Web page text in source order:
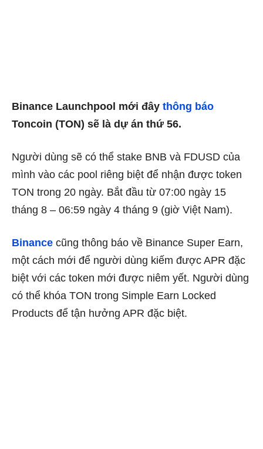
Binance Launchpool mới đây thông báo
Toncoin (TON) sẽ là dự án thứ 56.
Người dùng sẽ có thể stake BNB và FDUSD của
mình vào các pool riêng biệt để nhận được token
TON trong 20 ngày. Bắt đầu từ 07:00 ngày 15
tháng 8 – 06:59 ngày 4 tháng 9 (giờ Việt Nam).
Binance cũng thông báo về Binance Super Earn,
một cách mới để người dùng kiếm được APR đặc
biệt với các token mới được niêm yết. Người dùng
có thể khóa TON trong Simple Earn Locked
Products để tận hưởng APR đặc biệt.